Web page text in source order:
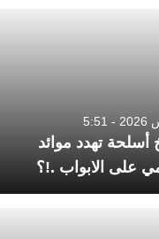
أسلحة تهدد موائد
على الابواب .!؟